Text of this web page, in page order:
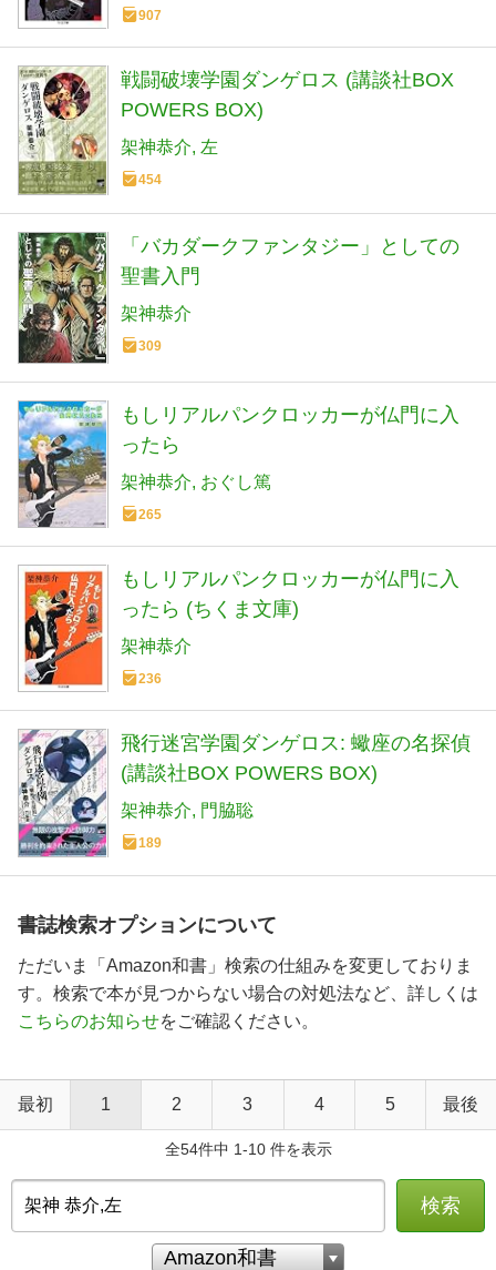
907
戦闘破壊学園ダンゲロス (講談社BOX
POWERS BOX)
架神恭介 左
454
「バカダークファンタジー」としての
聖書入門
架神恭介
309
もしリアルパンクロッカーが仏門に入
ったら
架神恭介 おぐし篤
265
もしリアルパンクロッカーが仏門に入
ったら (ちくま文庫)
架神恭介
236
飛行迷宮学園ダンゲロス: 蠍座の名探偵
(講談社BOX POWERS BOX)
架神恭介 門脇聡
189
書誌検索オプションについて
ただいま「Amazon和書」検索の仕組みを変更しておりま
す。検索で本が見つからない場合の対処法など、詳しくは
こちらのお知らせをご確認ください。
最初 1 2 3 4 5 最後
全54件中 1-10 件を表示
検索